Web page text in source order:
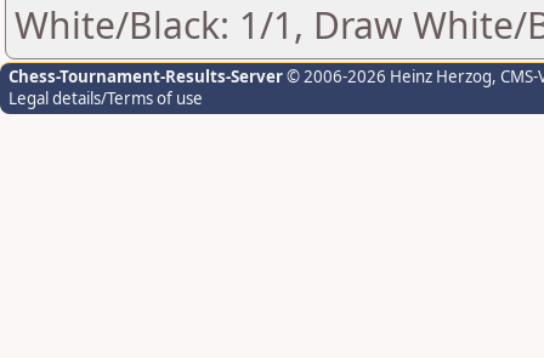
White/Black: 1/1, Draw White/
Chess-Tournament-Results-Server© 2006-2026 Heinz Herzog,
Legal details/Terms of use